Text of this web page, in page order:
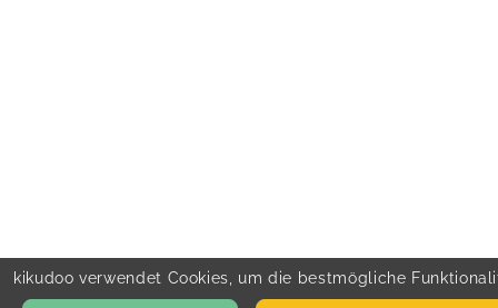
kikudoo verwendet Cookies, um die bestmögliche